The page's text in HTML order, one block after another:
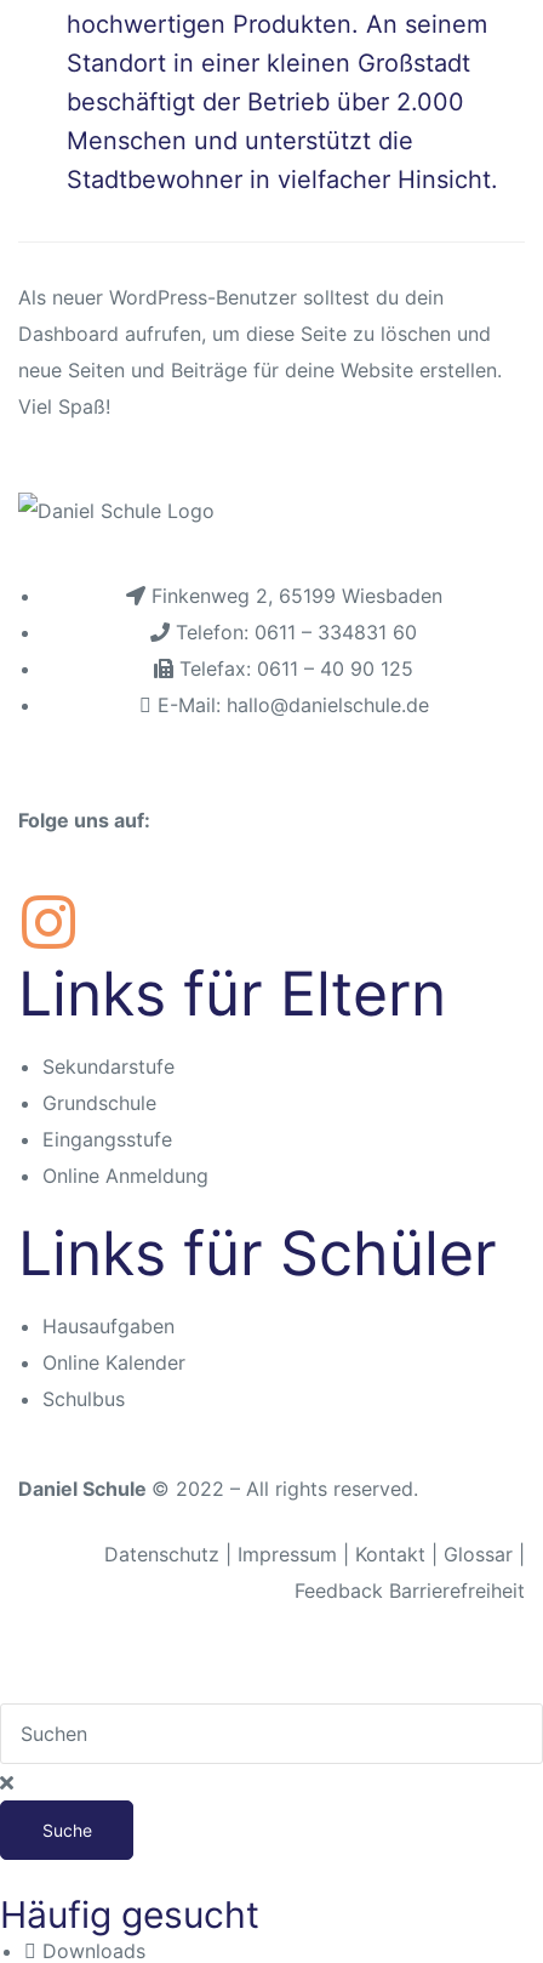
hochwertigen Produkten. An seinem
Standort in einer kleinen Großstadt
beschäftigt der Betrieb über 2.000
Menschen und unterstützt die
Stadtbewohner in vielfacher Hinsicht.
Als neuer WordPress-Benutzer solltest du dein
Dashboard aufrufen, um diese Seite zu löschen und
neue Seiten und Beiträge für deine Website erstellen.
Viel Spaß!
Finkenweg 2, 65199 Wiesbaden
Telefon: 0611 – 334831 60
Telefax: 0611 – 40 90 125
E-Mail: hallo@danielschule.de
Folge uns auf:
Links für Eltern
Sekundarstufe
Grundschule
Eingangsstufe
Online Anmeldung
Links für Schüler
Hausaufgaben
Online Kalender
Schulbus
Daniel Schule © 2022 – All rights reserved.
Datenschutz Impressum Kontakt Glossar
Feedback Barrierefreiheit
Suche
Häufig gesucht
Downloads